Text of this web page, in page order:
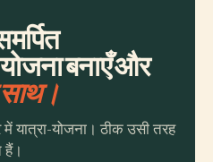
बनाएँ और
यात्रा-योजना। ठीक उसी तरह